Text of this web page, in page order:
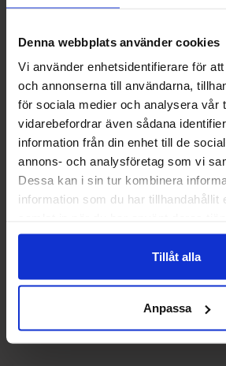
Denna webbplats använder cookies
Vi använder enhetsidentifierare för
och annonserna till användarna,
för sociala medier och analysera vår
vidarebefordrar även sådana
information från din enhet till de
annons- och analysföretag som vi
Dessa kan i sin tur kombinera
information som du har tillhandahållit
Tillåt alla
Anpassa
Cokoc Gummies Spicy & Sour 100g
25.46 kr
Köp
Andra